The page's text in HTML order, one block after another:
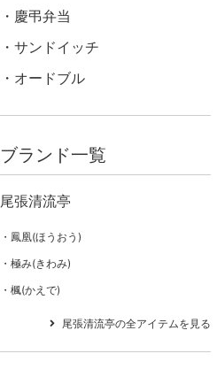
慶弔弁当
サンドイッチ
オードブル
ブランド一覧
尾張清流亭
鳳凰(ほうおう)
極み(きわみ)
楓(かえで)
尾張清流亭の全アイテムを見る